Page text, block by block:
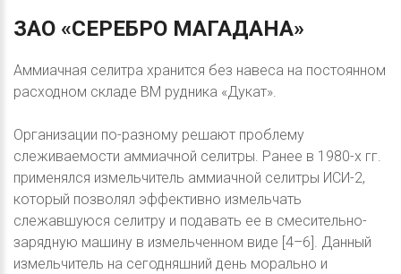
ЗАО «СЕРЕБРО МАГАДАНА»
Аммиачная селитра хранится без навеса на постоянном
расходном складе ВМ рудника «Дукат».
Организации по-разному решают проблему
слеживаемости аммиачной селитры. Ранее в 1980-х гг.
применялся измельчитель аммиачной селитры ИСИ-2,
который позволял эффективно измельчать
слежавшуюся селитру и подавать ее в смесительно-
зарядную машину в измельченном виде [4–6]. Данный
измельчитель на сегодняшний день морально и